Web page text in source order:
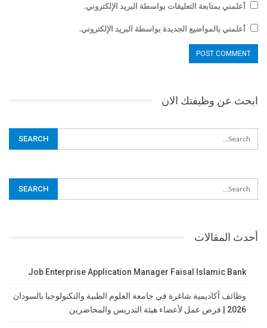
أعلمني بمتابعة التعليقات بواسطة البريد الإلكتروني.
أعلمني بالمواضيع الجديدة بواسطة البريد الإلكتروني.
ابحث عن وظيفتك الان
أحدث المقالات
Job Enterprise Application Manager Faisal Islamic Bank
وظائف أكاديمية شاغرة في جامعة العلوم الطبية والتكنولوجيا بالسودان
2026 | فرص عمل لأعضاء هيئة التدريس والمحاضرين